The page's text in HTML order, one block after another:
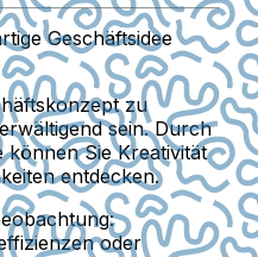
Geschäftsidee
zu
sein. Durch
Sie Kreativität
entdecken.
oder